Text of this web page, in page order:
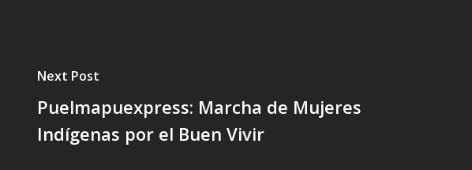
Next Post
Puelmapuexpress: Marcha de Mujeres
Indígenas por el Buen Vivir